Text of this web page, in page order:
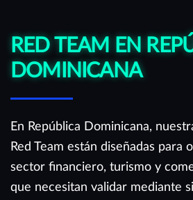
RED TEAM EN
DOMINICANA
En República Dominicana,
Red Team están diseñadas para
sector financiero, turismo y
que necesitan validar mediante